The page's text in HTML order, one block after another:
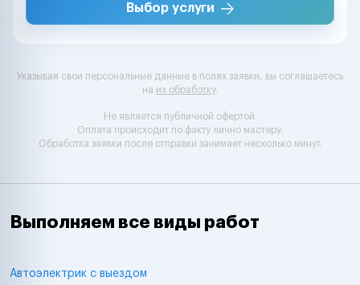
Выбор услуги
Указывая свои персональные данные в полях заявки, вы соглашаетесь
на их обработку.
Не является публичной офертой.
Оплата происходит по факту лично мастеру.
Обработка заявки после отправки занимает несколько минут.
Выполняем все виды работ
Автоэлектрик с выездом